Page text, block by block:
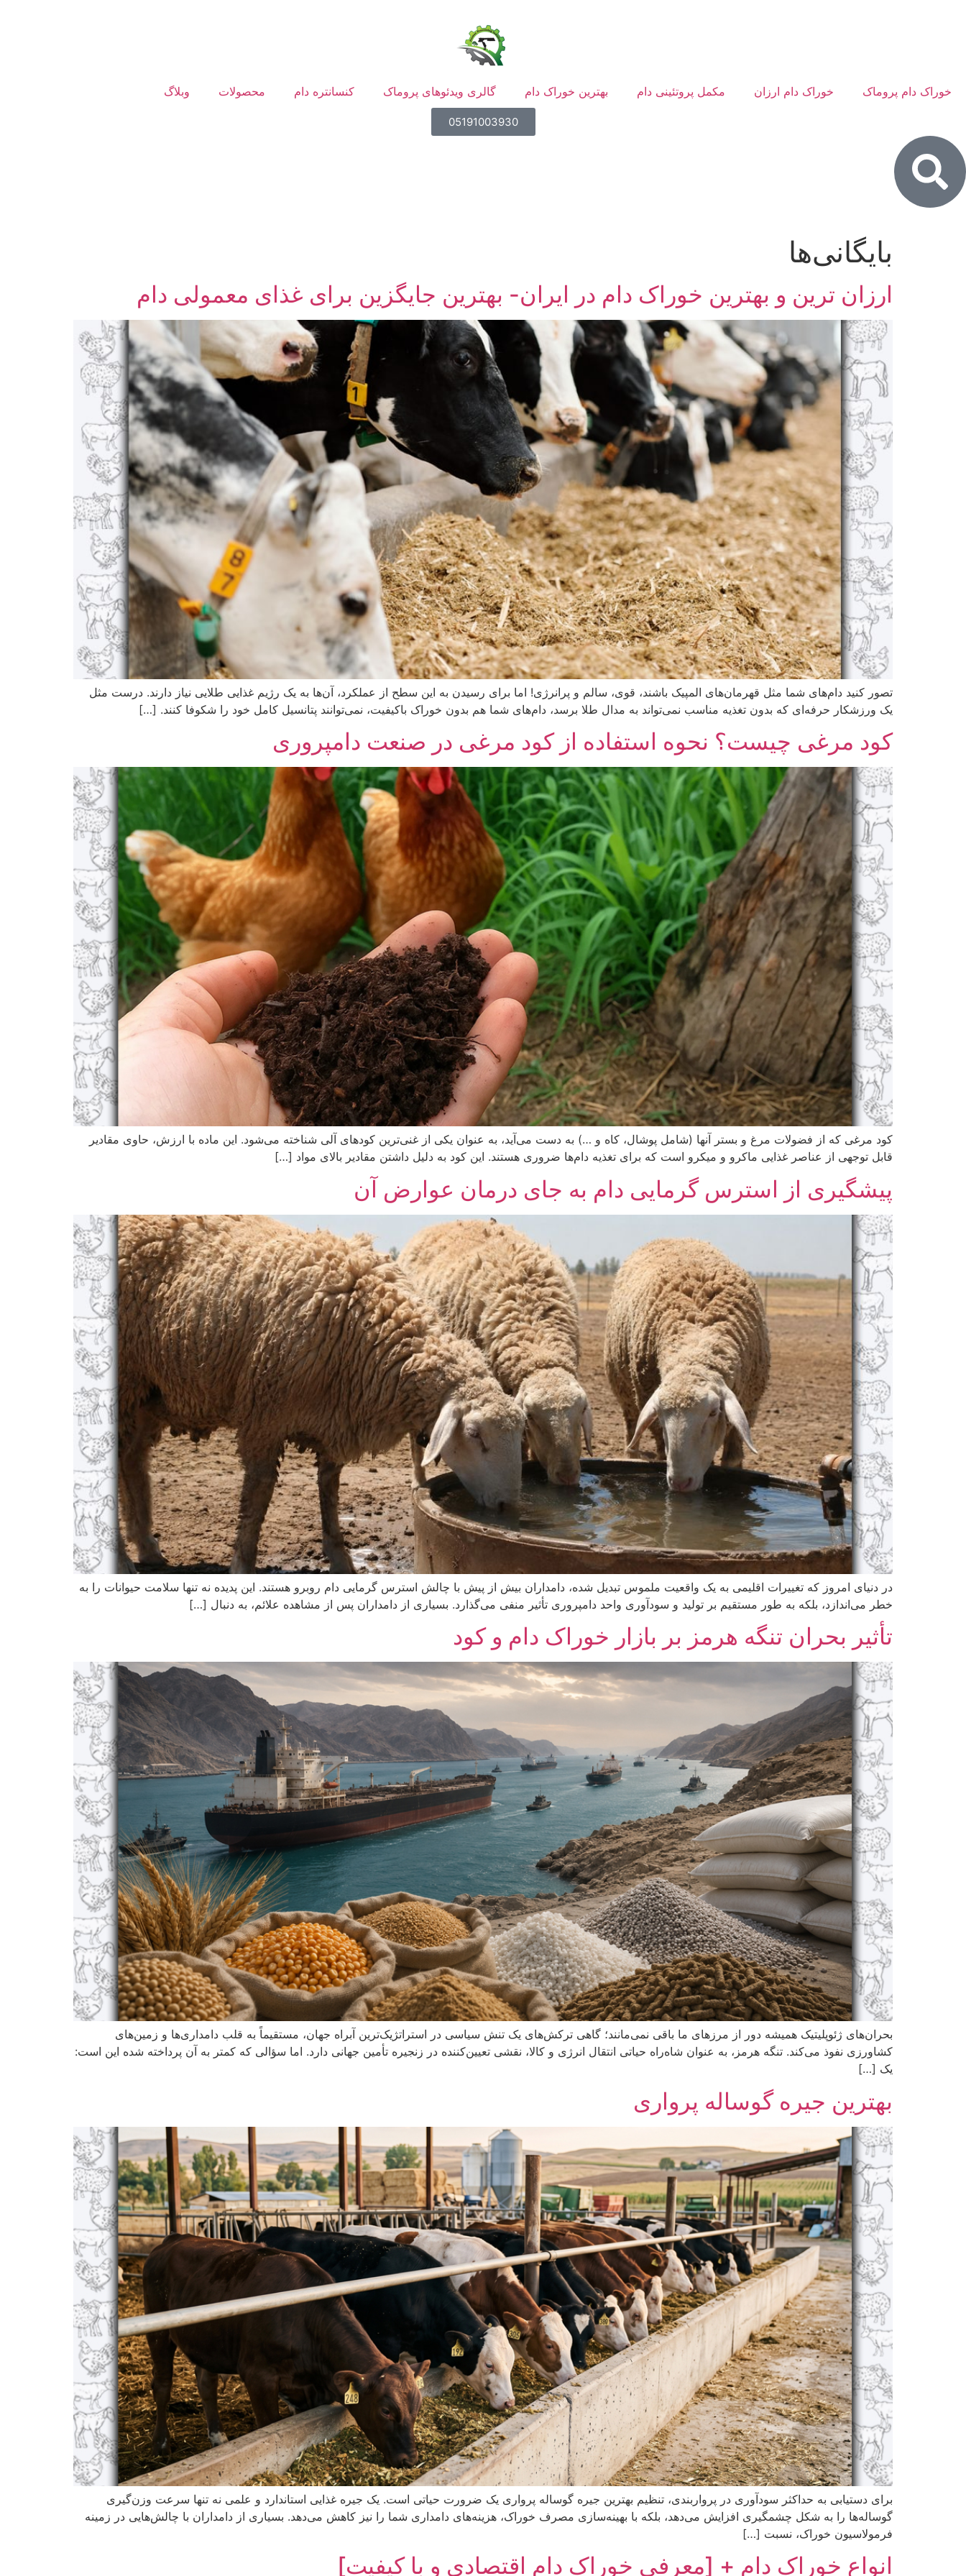
خوراک دام پروماک خوراک دام ارزان مکمل پروتئینی دام بهترین خوراک دام گالری ویدئوهای پروماک کنسانتره دام محصولات وبلاگ
05191003930
بایگانی‌ها
ارزان ترین و بهترین خوراک دام در ایران- بهترین جایگزین برای غذای معمولی دام
تصور کنید دام‌های شما مثل قهرمان‌های المپیک باشند، قوی، سالم و پرانرژی! اما برای رسیدن به این سطح از عملکرد، آن‌ها به یک رژیم غذایی طلایی نیاز دارند. درست مثل
یک ورزشکار حرفه‌ای که بدون تغذیه مناسب نمی‌تواند به مدال طلا برسد، دام‌های شما هم بدون خوراک باکیفیت، نمی‌توانند پتانسیل کامل خود را شکوفا کنند. […]
کود مرغی چیست؟ نحوه استفاده از کود مرغی در صنعت دامپروری
کود مرغی که از فضولات مرغ و بستر آنها (شامل پوشال، کاه و …) به دست می‌آید، به عنوان یکی از غنی‌ترین کودهای آلی شناخته می‌شود. این ماده با ارزش، حاوی مقادیر
قابل توجهی از عناصر غذایی ماکرو و میکرو است که برای تغذیه دام‌ها ضروری هستند. این کود به دلیل داشتن مقادیر بالای مواد […]
پیشگیری از استرس گرمایی دام به جای درمان عوارض آن
در دنیای امروز که تغییرات اقلیمی به یک واقعیت ملموس تبدیل شده، دامداران بیش از پیش با چالش استرس گرمایی دام روبرو هستند. این پدیده نه تنها سلامت حیوانات را به
خطر می‌اندازد، بلکه به طور مستقیم بر تولید و سودآوری واحد دامپروری تأثیر منفی می‌گذارد. بسیاری از دامداران پس از مشاهده علائم، به دنبال […]
تأثیر بحران تنگه هرمز بر بازار خوراک دام و کود
بحران‌های ژئوپلیتیک همیشه دور از مرزهای ما باقی نمی‌مانند؛ گاهی ترکش‌های یک تنش سیاسی در استراتژیک‌ترین آبراه جهان، مستقیماً به قلب دامداری‌ها و زمین‌های
کشاورزی نفوذ می‌کند. تنگه هرمز، به عنوان شاه‌راه حیاتی انتقال انرژی و کالا، نقشی تعیین‌کننده در زنجیره تأمین جهانی دارد. اما سؤالی که کمتر به آن پرداخته شده این است:
یک […]
بهترین جیره گوساله پرواری
برای دستیابی به حداکثر سودآوری در پرواربندی، تنظیم بهترین جیره گوساله پرواری یک ضرورت حیاتی است. یک جیره غذایی استاندارد و علمی نه تنها سرعت وزن‌گیری
گوساله‌ها را به شکل چشمگیری افزایش می‌دهد، بلکه با بهینه‌سازی مصرف خوراک، هزینه‌های دامداری شما را نیز کاهش می‌دهد. بسیاری از دامداران با چالش‌هایی در زمینه
فرمولاسیون خوراک، نسبت […]
انواع خوراک دام + [معرفی خوراک دام اقتصادی و با کیفیت]